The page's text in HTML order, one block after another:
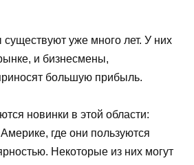
уже много лет. У них
и бизнесмены,
большую прибыль.
новинки в этой области:
где они пользуются
Некоторые из них могут